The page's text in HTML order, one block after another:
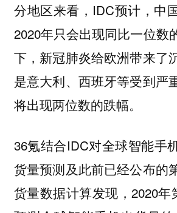
分地区来看，IDC预计，中
2020年只会出现同比一位数
下，新冠肺炎给欧洲带来了
是意大利、西班牙等受到严
将出现两位数的跌幅。
36氪结合IDC对全球智能手
货量预测及此前已经公布的
货量数据计算发现，2020年